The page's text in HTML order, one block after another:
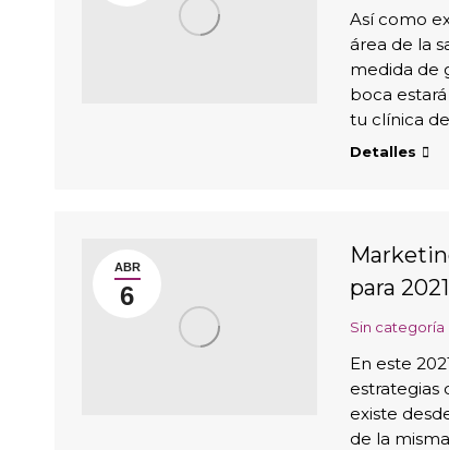
Así como
área de la
medida de
boca
tu clínica
Detalles
ABR
6
para 2021
Sin categoría
En este
estrategias
existe
de la